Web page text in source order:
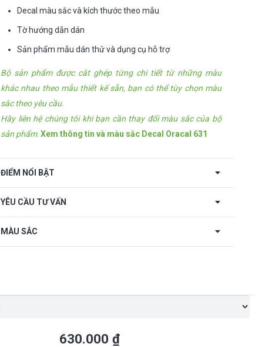
Decal màu sắc và kích thước theo mẫu
Tờ hướng dẫn dán
Sản phẩm mẫu dán thử và dụng cụ hỗ trợ
Bộ sản phẩm được cắt ghép từng chi tiết từ những màu
khác nhau theo mẫu thiết kế sẵn, bạn có thể tùy chọn màu
sắc theo yêu cầu.
Hãy liên hệ chúng tôi khi bạn cần thay đổi màu sắc của bộ
sản phẩm. Xem thông tin và màu sắc Decal Oracal 631
ĐIỂM NỔI BẬT
YÊU CẦU TƯ VẤN
MÀU SẮC
630.000₫